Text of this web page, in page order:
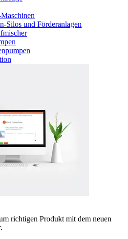
Silos und Förderanlagen
richtigen Produkt mit dem neuen